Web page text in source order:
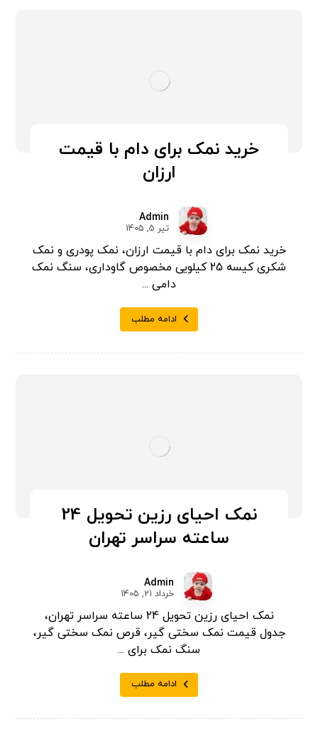
خرید نمک برای دام با قیمت
ارزان
Admin
تیر 5, 1405
خرید نمک برای دام با قیمت ارزان، نمک پودری و نمک
شکری کیسه 25 کیلویی مخصوص گاوداری، سنگ نمک
دامی ...
ادامه مطلب
نمک احیای رزین تحویل 24
ساعته سراسر تهران
Admin
خرداد 21, 1405
نمک احیای رزین تحویل 24 ساعته سراسر تهران،
جدول قیمت نمک سختی گیر، قرص نمک سختی گیر،
سنگ نمک برای ...
ادامه مطلب